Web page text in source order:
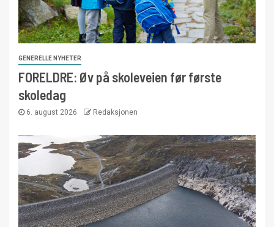
GENERELLE NYHETER
FORELDRE: Øv på skoleveien før første
skoledag
6. august 2026 Redaksjonen